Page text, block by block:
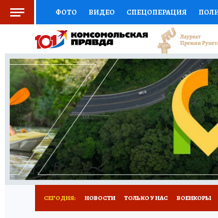
ФОТО ВИДЕО СПЕЦОПЕРАЦИЯ
СОЦПОДДЕРЖКА НАУКА СПОРТ
ВЫБОР ЭКСПЕРТОВ ДОКТОР
КНИЖНАЯ ПОЛКА ПРОГНОЗЫ НА СПОРТ
ПРЕСС-ЦЕНТР НЕДВИЖИМОСТЬ
РАДИО КП РЕКЛАМА ТЕСТЫ НОВОЕ
СЕГОДНЯ: НОВОСТИ ТОЛЬКО У НАС ВОЕНКОРЫ